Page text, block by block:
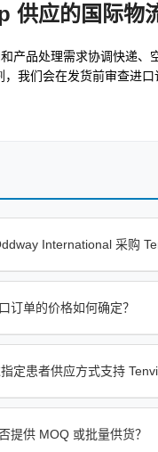
供应的国际物
产品处理需求协调快递、
，我们会在发货前审查进
International 采购
订单的价格如何确定？
定患者供应方式支持
提供 MOQ 或批量供货？